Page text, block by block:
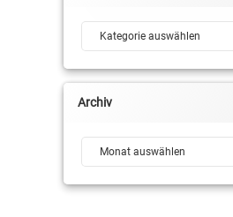
Kategorien
Archiv
Archiv